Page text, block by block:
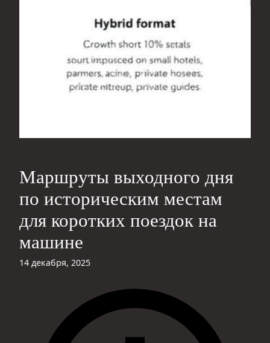
Маршруты выходного дня
по историческим местам
для коротких поездок на
машине
14 декабря, 2025